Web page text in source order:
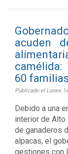
acuden
camélida:
60 familias
Publicado el Lunes
Debido a una
interior de Alto
de ganaderos
alpacas, el
gestiones con